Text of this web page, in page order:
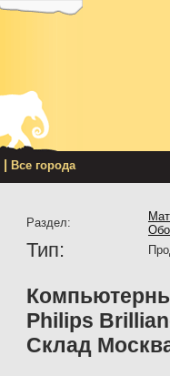
| Все города
Раздел:
Тип:
Philips
Склад